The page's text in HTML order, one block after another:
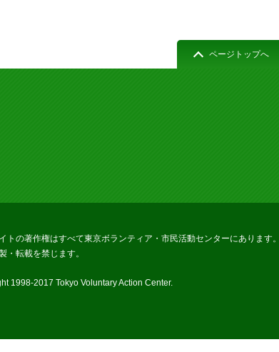
ページトップへ
トの著作権はすべて東京ボランティア・市民活動センターにあります。
・転載を禁じます。
1998-2017 Tokyo Voluntary Action Center.